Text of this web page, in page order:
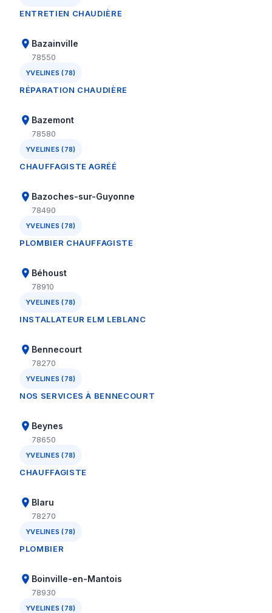
ENTRETIEN CHAUDIÈRE
Bazainville
78550
YVELINES (78)
RÉPARATION CHAUDIÈRE
Bazemont
78580
YVELINES (78)
CHAUFFAGISTE AGRÉÉ
Bazoches-sur-Guyonne
78490
YVELINES (78)
PLOMBIER CHAUFFAGISTE
Béhoust
78910
YVELINES (78)
INSTALLATEUR ELM LEBLANC
Bennecourt
78270
YVELINES (78)
NOS SERVICES À BENNECOURT
Beynes
78650
YVELINES (78)
CHAUFFAGISTE
Blaru
78270
YVELINES (78)
PLOMBIER
Boinville-en-Mantois
78930
YVELINES (78)